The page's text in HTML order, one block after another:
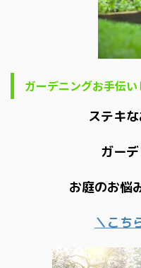
ガーデニングお手伝い
ステキ
ガーデ
お庭のお悩
＼こち